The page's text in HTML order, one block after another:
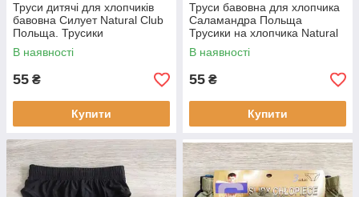
Труси дитячі для хлопчиків
бавовна Силует Natural Club
Польща. Трусики
В наявності
55 ₴
Купити
Труси бавовна для хлопчика
Саламандра Польща
Трусики на хлопчика Natural
Club
В наявності
55 ₴
Купити